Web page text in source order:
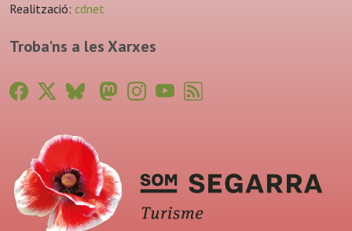
Realització: cdnet
Troba'ns a les Xarxes